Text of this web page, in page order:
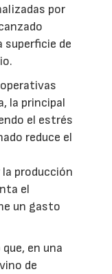
por
superficie de
la principal
el estrés
reduce el
producción
el
un gasto
en una
de